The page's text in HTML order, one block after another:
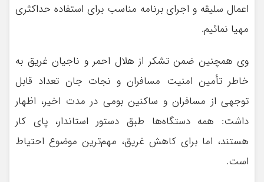
اعمال سلیقه و اجرای برنامه مناسب برای استفاده حداکثری
مهیا نمائیم.
وی همچنین ضمن تشکر از هلال احمر و ناجیان غریق به
خاطر تأمین امنیت مسافران و نجات جان تعداد قابل
توجهی از مسافران و ساکنین بومی در مدت اخیر، اظهار
داشت: همه دستگاه‌ها طبق دستور استاندار، پای کار
هستند، اما برای کاهش غریق، مهم‌ترین موضوع احتیاط
است.